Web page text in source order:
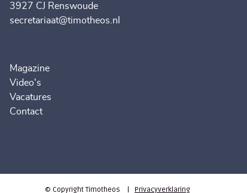
3927 CJ Renswoude
secretariaat@timotheos.nl
Magazine
Video's
Vacatures
Contact
© Copyright Timotheos | Privacyverklaring